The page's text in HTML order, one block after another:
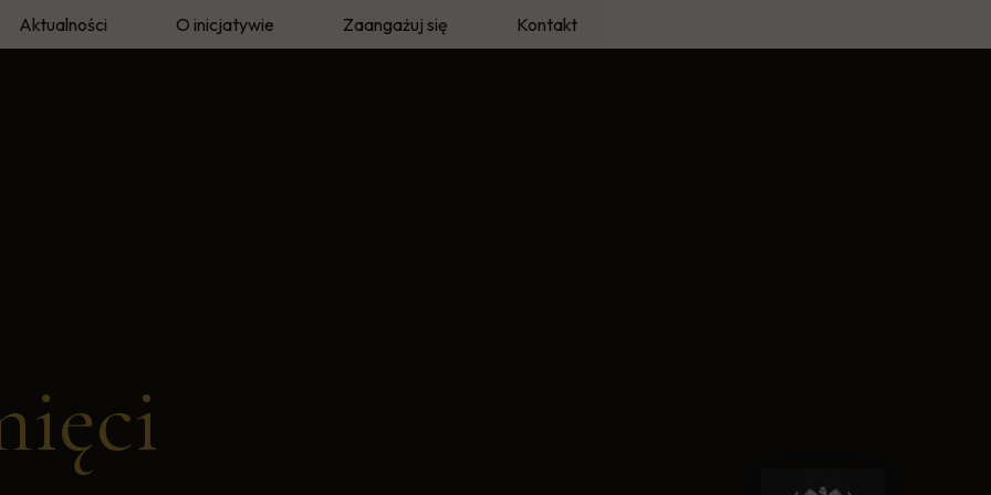
Aktualności O inicjatywie Zaangażuj się Kontakt